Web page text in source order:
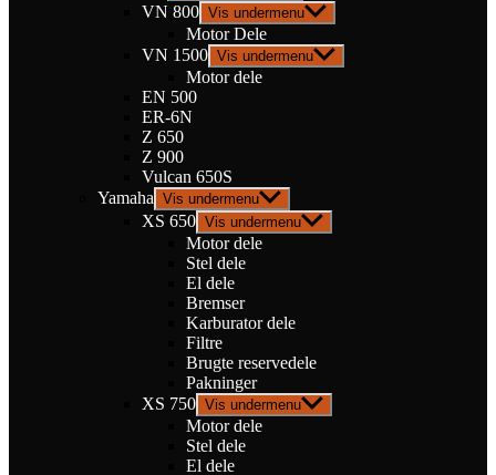
VN 800 Vis undermenu
Motor Dele
VN 1500 Vis undermenu
Motor dele
EN 500
ER-6N
Z 650
Z 900
Vulcan 650S
Yamaha Vis undermenu
XS 650 Vis undermenu
Motor dele
Stel dele
El dele
Bremser
Karburator dele
Filtre
Brugte reservedele
Pakninger
XS 750 Vis undermenu
Motor dele
Stel dele
El dele